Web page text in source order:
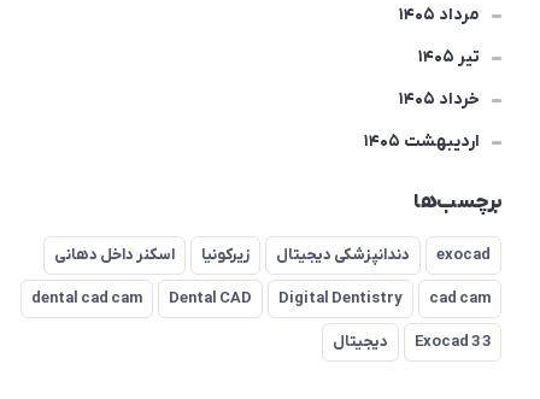
مرداد 1405
تير 1405
خرداد 1405
ارديبهشت 1405
برچسب‌ها
exocad دندانپزشکی دیجیتال زیرکونیا اسکنر داخل دهانی
cad cam
Digital Dentistry
Dental CAD
dental cad cam
Exocad 3 3 دیجیتال